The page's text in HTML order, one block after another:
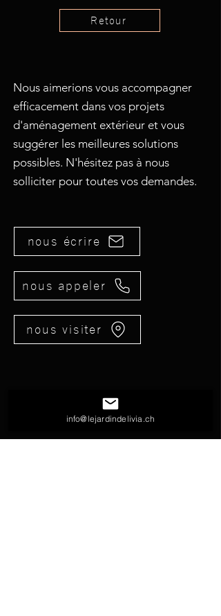
Retour
Nous aimerions vous accompagner
efficacement dans vos projets
d'aménagement extérieur et vous
suggérer les meilleures solutions
possibles. N'hésitez pas à nous
solliciter pour toutes vos demandes.
nous écrire
nous appeler
nous visiter
info@lejardindelivia.ch